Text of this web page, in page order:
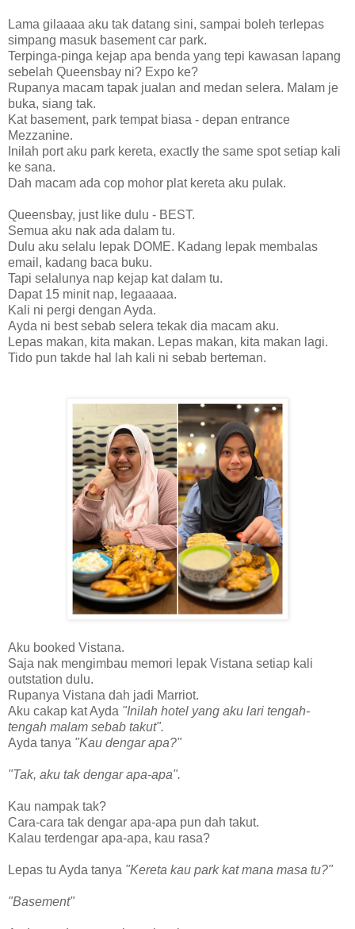
Lama gilaaaa aku tak datang sini, sampai boleh terlepas
simpang masuk basement car park.
Terpinga-pinga kejap apa benda yang tepi kawasan lapang
sebelah Queensbay ni? Expo ke?
Rupanya macam tapak jualan and medan selera. Malam je
buka, siang tak.
Kat basement, park tempat biasa - depan entrance
Mezzanine.
Inilah port aku park kereta, exactly the same spot setiap kali
ke sana.
Dah macam ada cop mohor plat kereta aku pulak.
Queensbay, just like dulu - BEST.
Semua aku nak ada dalam tu.
Dulu aku selalu lepak DOME. Kadang lepak membalas
email, kadang baca buku.
Tapi selalunya nap kejap kat dalam tu.
Dapat 15 minit nap, legaaaaa.
Kali ni pergi dengan Ayda.
Ayda ni best sebab selera tekak dia macam aku.
Lepas makan, kita makan. Lepas makan, kita makan lagi.
Tido pun takde hal lah kali ni sebab berteman.
Aku booked Vistana.
Saja nak mengimbau memori lepak Vistana setiap kali
outstation dulu.
Rupanya Vistana dah jadi Marriot.
Aku cakap kat Ayda "Inilah hotel yang aku lari tengah-
tengah malam sebab takut".
Ayda tanya "Kau dengar apa?"
"Tak, aku tak dengar apa-apa".
Kau nampak tak?
Cara-cara tak dengar apa-apa pun dah takut.
Kalau terdengar apa-apa, kau rasa?
Lepas tu Ayda tanya "Kereta kau park kat mana masa tu?"
"Basement"